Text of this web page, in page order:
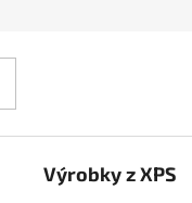
Výrobky z XPS